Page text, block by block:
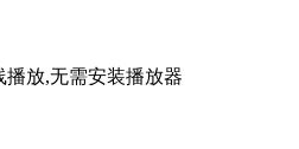
播放,无需安装播放器